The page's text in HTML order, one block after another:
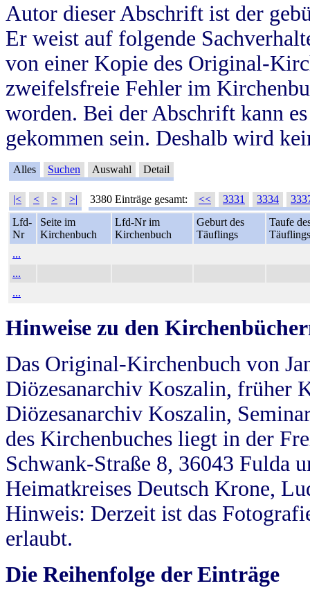
Autor dieser Abschrift ist der
Er weist auf folgende
von einer Kopie des Original-
zweifelsfreie Fehler im
worden. Bei der Abschrift kann
gekommen sein. Deshalb wird
Alles Suchen Auswahl Detail
|< < > >| 3380 Einträge gesamt: << 3331 3334
Lfd-
Nr
Seite im
Kirchenbuch
Lfd-Nr im
Kirchenbuch
Geburt des
Täuflings
Taufe
Täuflings
...
...
...
Hinweise zu den
Das Original-Kirchenbuch von
Diözesanarchiv Koszalin, früher
Diözesanarchiv Koszalin,
des Kirchenbuches liegt in der
Schwank-Straße 8, 36043 Fulda
Heimatkreises Deutsch Krone,
Hinweis: Derzeit ist das
erlaubt.
Die Reihenfolge der Einträge